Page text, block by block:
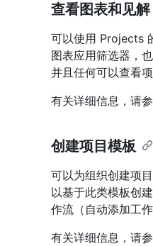
查看图表和见解
可以使用 Projects
图表应用筛选器，
并且任何可以查看
有关详细信息，请
创建项目模板
可以为组织创建项
以基于此类模板创
作流（自动添加工
有关详细信息，请